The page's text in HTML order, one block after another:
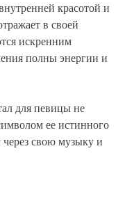
красотой и
в своей
искренним
полны энергии и
для певицы не
ее истинного
через свою музыку и